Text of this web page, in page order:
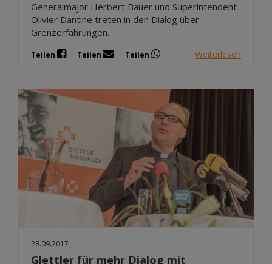
Generalmajor Herbert Bauer und Superintendent
Olivier Dantine treten in den Dialog über
Grenzerfahrungen.
Teilen Teilen Teilen Weiterlesen
28.09.2017
Glettler für mehr Dialog mit